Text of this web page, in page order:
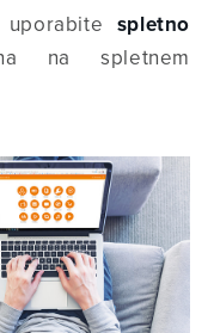
spletno
na spletnem